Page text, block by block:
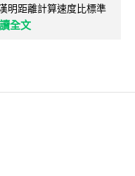
明距離計算速度比標準
全文